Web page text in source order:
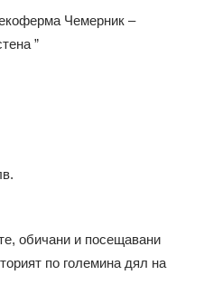
Чемерник –
”
обичани и посещавани
по големина дял на